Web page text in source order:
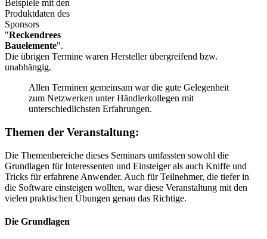
Beispiele mit den
Produktdaten des
Sponsors
"Reckendrees
Bauelemente".
Die übrigen Termine waren Hersteller übergreifend bzw.
unabhängig.
Allen Terminen gemeinsam war die gute Gelegenheit
zum Netzwerken unter Händlerkollegen mit
unterschiedlichsten Erfahrungen.
Themen der Veranstaltung:
Die Themenbereiche dieses Seminars umfassten sowohl die
Grundlagen für Interessenten und Einsteiger als auch Kniffe und
Tricks für erfahrene Anwender. Auch für Teilnehmer, die tiefer in
die Software einsteigen wollten, war diese Veranstaltung mit den
vielen praktischen Übungen genau das Richtige.
Die Grundlagen